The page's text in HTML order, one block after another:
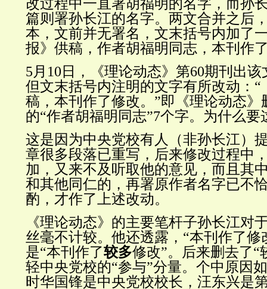
改过程中一直署胡福明的名字，而孙
篇则署孙长江的名字。两文合并之后
本，文前并无署名，文末括号内加了
报》供稿，作者胡福明同志，本刊作
5月10日，《理论动态》第60期刊出
但文末括号内注明的文字有所改动： “
稿，本刊作了修改。”即《理论动态》
的“作者胡福明同志”7个字。为什么要
这是因为中央党校有人（非孙长江）
章很多段落已重写，后来修改过程中
加，又来不及听取他的意见，而且其
和其他同仁的，再署原作者名字已不
酌，才作了上述改动。
《理论动态》的主要笔杆子孙长江对
丝毫不计较。他还透露，“本刊作了修
是“本刊作了较多修改”。后来删去了“
轻中央党校的“参与”分量。个中原因
时华国锋是中央党校校长，汪东兴是